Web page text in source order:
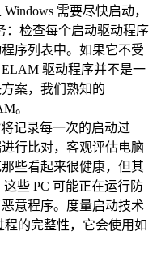
需要尽快启动，
：检查每个启动驱动程序
序列表中。如果它不受
驱动程序并不是一
案，我们熟知的
。
将记录每一次的启动过
行比对，客观评估电脑
些看起来很健康，但其
这些 PC 可能正在运行防
意程序。度量启动技术
程的完整性，它会使用如